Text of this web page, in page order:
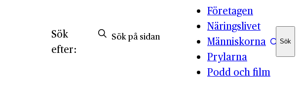
Företagen
Näringslivet
Människorna
Prylarna
Podd och film
Sök
efter:
Sök
Sök